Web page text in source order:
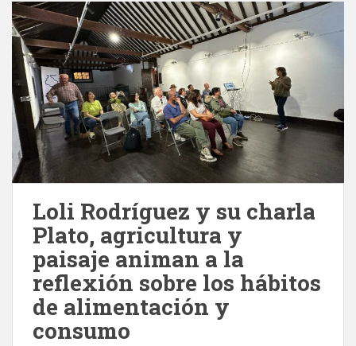
Loli Rodríguez y su charla
Plato, agricultura y
paisaje animan a la
reflexión sobre los hábitos
de alimentación y
consumo